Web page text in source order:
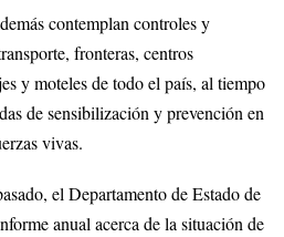
contemplan controles y
fronteras, centros
y moteles de todo el país, al tiempo
de sensibilización y prevención en
vivas.
el Departamento de Estado de
anual acerca de la situación de